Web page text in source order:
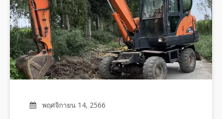
พฤศจิกายน 14, 2566